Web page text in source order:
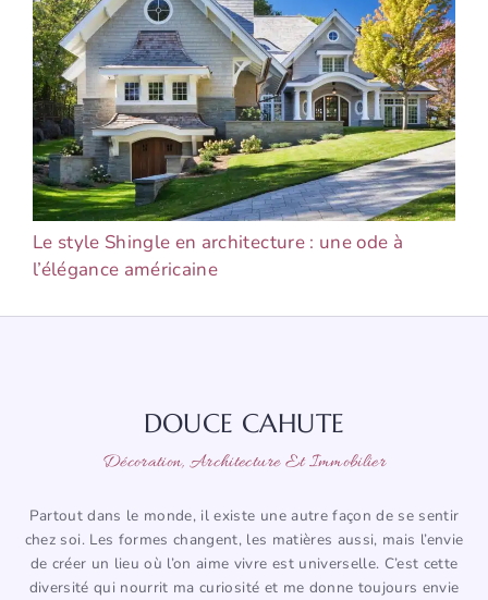
Le style Shingle en architecture : une ode à
l’élégance américaine
DOUCE CAHUTE
Décoration, Architecture Et Immobilier
Partout dans le monde, il existe une autre façon de se sentir
chez soi. Les formes changent, les matières aussi, mais l’envie
de créer un lieu où l’on aime vivre est universelle. C’est cette
diversité qui nourrit ma curiosité et me donne toujours envie